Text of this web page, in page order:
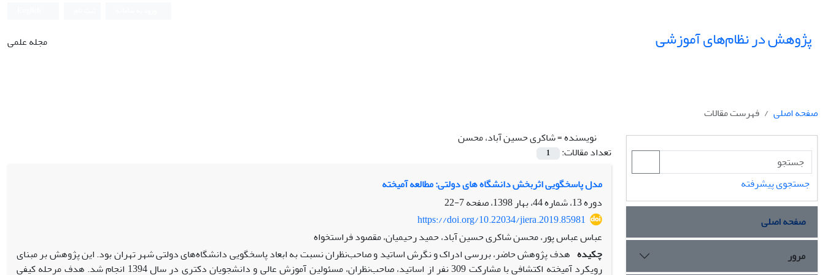
پژوهش در نظام‌های آموزشی مجله علمی
صفحه اصلی
فهرست مقالات
نویسنده =شاکری حسین آباد، محسن
تعداد مقالات:
1
مدل پاسخگویی اثربخش دانشگاه های دولتی: مطالعه آمیخته
دوره 13، شماره 44، بهار 1398، صفحه
7-22
https://doi.org/10.22034/jiera.2019.85981
عباس عباس پور، محسن شاکری حسین آباد، حمید رحیمیان، مقصود فراستخواه
چکیده هدف پژوهش حاضر، بررسی ادراک و نگرش اساتید و صاحب‌نظران نسبت به ابعاد پاسخگویی دانشگاه‌های دولتی شهر تهران بود. این پژوهش بر مبنای
رویکرد آمیخته اکتشافی با مشارکت 309 نفر از اساتید، صاحب‌نظران، مسئولین آموزش عالی و دانشجویان دکتری در سال 1394 انجام شد. هدف مرحله کیفی
جستجوی پیشرفته
صفحه اصلی
مرور